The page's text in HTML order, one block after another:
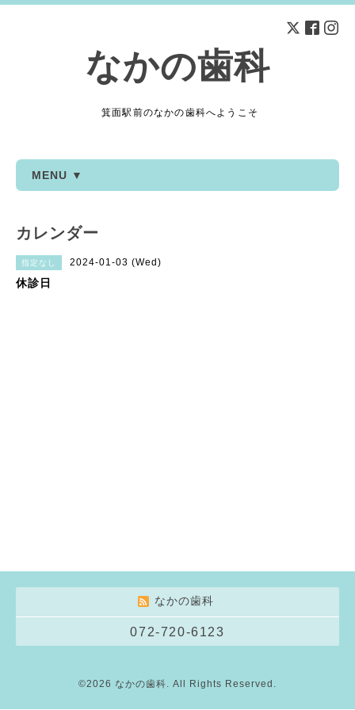
なかの歯科
箕面駅前のなかの歯科へようこそ
MENU ▼
カレンダー
指定なし 2024-01-03 (Wed)
休診日
なかの歯科
072-720-6123
©2026 なかの歯科. All Rights Reserved.